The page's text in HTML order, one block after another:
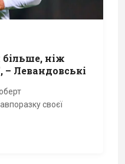
ніж
– Левандовські
своєї